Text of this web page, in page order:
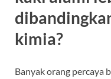
kimia?
Banyak orang percaya